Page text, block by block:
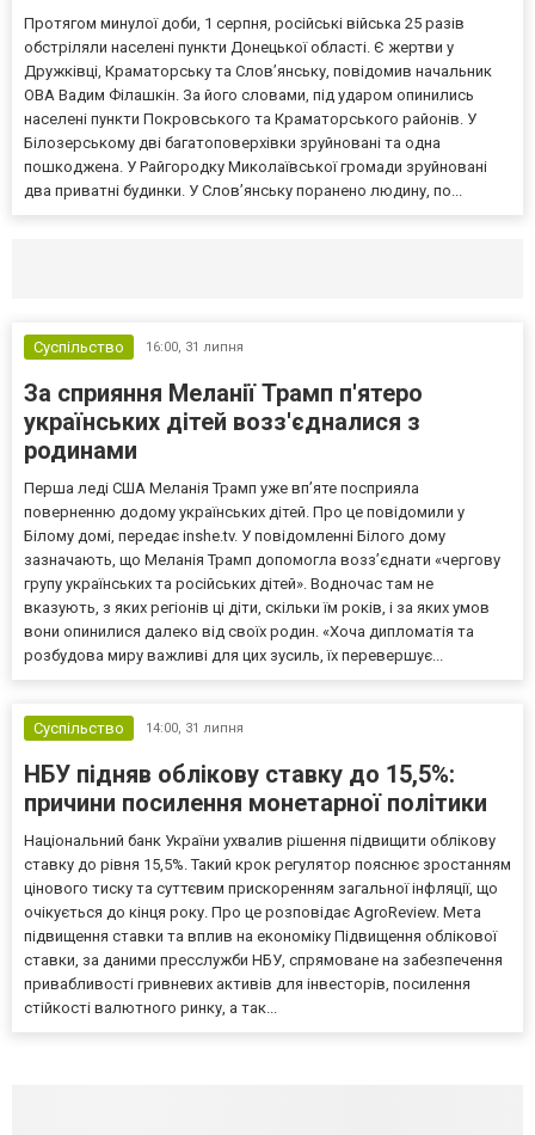
Протягом минулої доби, 1 серпня, російські війська 25 разів
обстріляли населені пункти Донецької області. Є жертви у
Дружківці, Краматорську та Слов’янську, повідомив начальник
ОВА Вадим Філашкін. За його словами, під ударом опинились
населені пункти Покровського та Краматорського районів. У
Білозерському дві багатоповерхівки зруйновані та одна
пошкоджена. У Райгородку Миколаївської громади зруйновані
два приватні будинки. У Слов’янську поранено людину, по...
Суспільство 16:00, 31 липня
За сприяння Меланії Трамп п'ятеро
українських дітей возз'єдналися з
родинами
Перша леді США Меланія Трамп уже впʼяте посприяла
поверненню додому українських дітей. Про це повідомили у
Білому домі, передає inshe.tv. У повідомленні Білого дому
зазначають, що Меланія Трамп допомогла возз’єднати «чергову
групу українських та російських дітей». Водночас там не
вказують, з яких регіонів ці діти, скільки їм років, і за яких умов
вони опинилися далеко від своїх родин. «Хоча дипломатія та
розбудова миру важливі для цих зусиль, їх перевершує...
Суспільство 14:00, 31 липня
НБУ підняв облікову ставку до 15,5%:
причини посилення монетарної політики
Національний банк України ухвалив рішення підвищити облікову
ставку до рівня 15,5%. Такий крок регулятор пояснює зростанням
цінового тиску та суттєвим прискоренням загальної інфляції, що
очікується до кінця року. Про це розповідає AgroReview. Мета
підвищення ставки та вплив на економіку Підвищення облікової
ставки, за даними пресслужби НБУ, спрямоване на забезпечення
привабливості гривневих активів для інвесторів, посилення
стійкості валютного ринку, а так...